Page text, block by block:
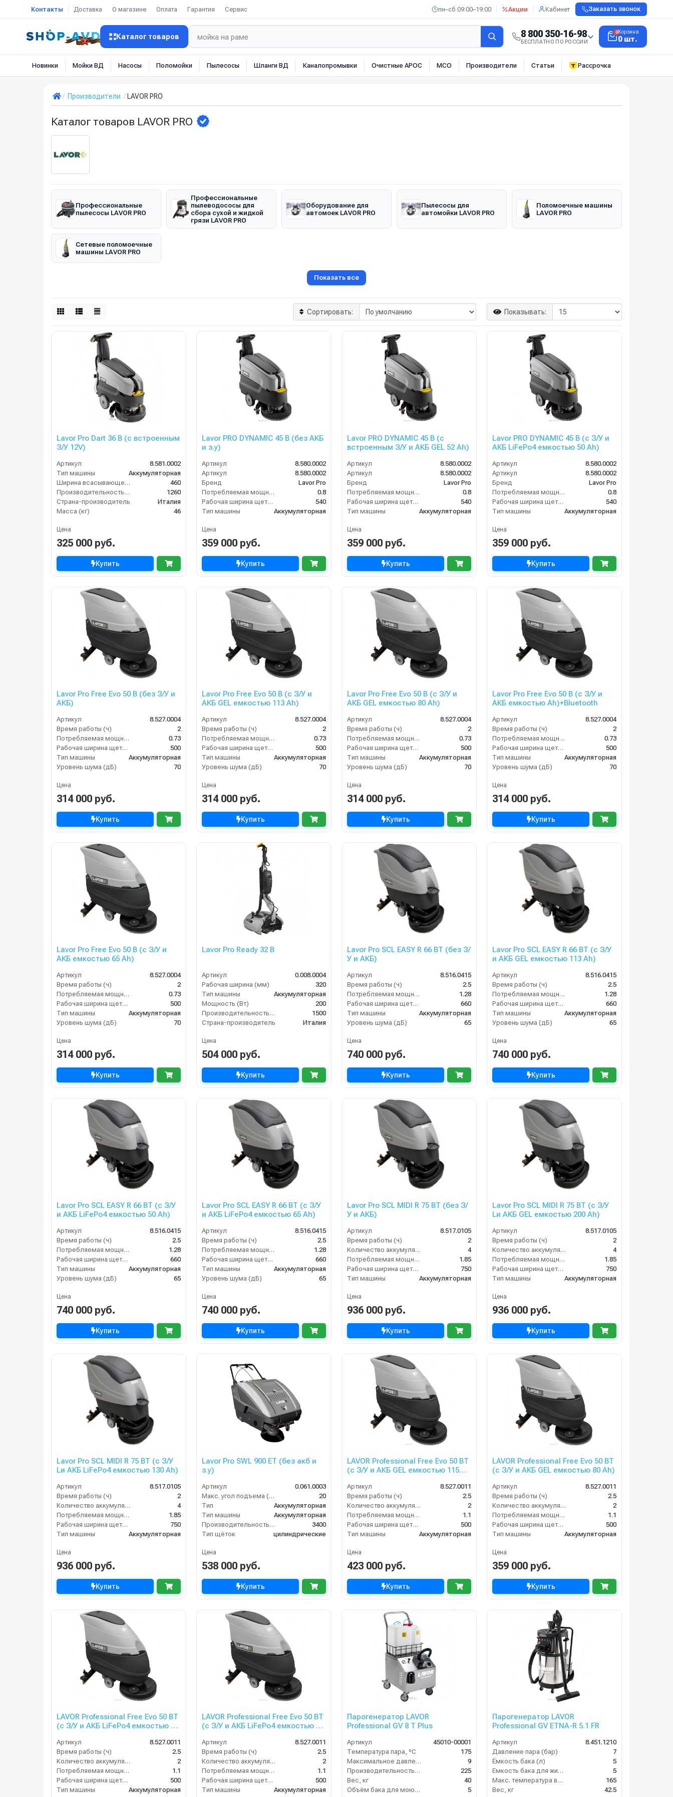
Контакты Доставка О магазине Оплата Гарантия Сервис пн–сб 09:00–19:00 Акции Кабинет Заказать звонок
Каталог товаров 8 800 350-16-98
БЕСПЛАТНО ПО РОССИИ
0Корзина
0 шт.
Новинки Мойки ВД Насосы Поломойки Пылесосы Шланги ВД Каналопромывки Очистные АРОС МСО Производители Статьи Рассрочка
Производители LAVOR PRO
Каталог товаров LAVOR PRO
Профессиональные
пылесосы LAVOR PRO
Профессиональные
пылеводососы для
сбора сухой и жидкой
грязи LAVOR PRO
Оборудование для
автомоек LAVOR PRO
Пылесосы для
автомойки LAVOR PRO
Поломоечные машины
LAVOR PRO
Сетевые поломоечные
машины LAVOR PRO
Показать все
Сортировать: Показывать:
Lavor Pro Dart 36 B (с встроенным
З/У 12V)
Артикул
8.581.0002
Тип машины
Аккумуляторная
Ширина всасывающей балки (мм)
460
Производительность по площади (м2/ч)
1260
Страна-производитель
Италия
Масса (кг)
46
Цена
325 000 руб.
Купить
Lavor PRO DYNAMIC 45 B (без АКБ
и з.у)
Артикул
8.580.0002
Артикул
8.580.0002
Бренд
Lavor Pro
Потребляемая мощность (кВт)
0.8
Рабочая ширина щеток (мм)
540
Тип машины
Аккумуляторная
Цена
359 000 руб.
Купить
Lavor PRO DYNAMIC 45 B (с
встроенным З/У и АКБ GEL 52 Ah)
Артикул
8.580.0002
Артикул
8.580.0002
Бренд
Lavor Pro
Потребляемая мощность (кВт)
0.8
Рабочая ширина щеток (мм)
540
Тип машины
Аккумуляторная
Цена
359 000 руб.
Купить
Lavor PRO DYNAMIC 45 B (с З/У и
АКБ LiFePo4 емкостью 50 Ah)
Артикул
8.580.0002
Артикул
8.580.0002
Бренд
Lavor Pro
Потребляемая мощность (кВт)
0.8
Рабочая ширина щеток (мм)
540
Тип машины
Аккумуляторная
Цена
359 000 руб.
Купить
Lavor Pro Free Evo 50 B (без З/У и
АКБ)
Артикул
8.527.0004
Время работы (ч)
2
Потребляемая мощность (кВт)
0.73
Рабочая ширина щеток (мм)
500
Тип машины
Аккумуляторная
Уровень шума (дБ)
70
Цена
314 000 руб.
Купить
Lavor Pro Free Evo 50 B (с З/У и
АКБ GEL емкостью 113 Ah)
Артикул
8.527.0004
Время работы (ч)
2
Потребляемая мощность (кВт)
0.73
Рабочая ширина щеток (мм)
500
Тип машины
Аккумуляторная
Уровень шума (дБ)
70
Цена
314 000 руб.
Купить
Lavor Pro Free Evo 50 B (с З/У и
АКБ GEL емкостью 80 Ah)
Артикул
8.527.0004
Время работы (ч)
2
Потребляемая мощность (кВт)
0.73
Рабочая ширина щеток (мм)
500
Тип машины
Аккумуляторная
Уровень шума (дБ)
70
Цена
314 000 руб.
Купить
Lavor Pro Free Evo 50 B (с З/У и
АКБ емкостью Ah)+Bluetooth
Артикул
8.527.0004
Время работы (ч)
2
Потребляемая мощность (кВт)
0.73
Рабочая ширина щеток (мм)
500
Тип машины
Аккумуляторная
Уровень шума (дБ)
70
Цена
314 000 руб.
Купить
Lavor Pro Free Evo 50 B (с З/У и
АКБ емкостью 65 Ah)
Артикул
8.527.0004
Время работы (ч)
2
Потребляемая мощность (кВт)
0.73
Рабочая ширина щеток (мм)
500
Тип машины
Аккумуляторная
Уровень шума (дБ)
70
Цена
314 000 руб.
Купить
Lavor Pro Ready 32 B
Артикул
0.008.0004
Рабочая ширина (мм)
320
Тип машины
Аккумуляторная
Мощность (Вт)
200
Производительность по площади (м2/ч)
1500
Страна-производитель
Италия
Цена
504 000 руб.
Купить
Lavor Pro SCL EASY R 66 BT (без З/
У и АКБ)
Артикул
8.516.0415
Время работы (ч)
2.5
Потребляемая мощность (кВт)
1.28
Рабочая ширина щеток (мм)
660
Тип машины
Аккумуляторная
Уровень шума (дБ)
65
Цена
740 000 руб.
Купить
Lavor Pro SCL EASY R 66 BT (с З/У
и АКБ GEL емкостью 113 Ah)
Артикул
8.516.0415
Время работы (ч)
2.5
Потребляемая мощность (кВт)
1.28
Рабочая ширина щеток (мм)
660
Тип машины
Аккумуляторная
Уровень шума (дБ)
65
Цена
740 000 руб.
Купить
Lavor Pro SCL EASY R 66 BT (с З/У
и АКБ LiFePo4 емкостью 50 Ah)
Артикул
8.516.0415
Время работы (ч)
2.5
Потребляемая мощность (кВт)
1.28
Рабочая ширина щеток (мм)
660
Тип машины
Аккумуляторная
Уровень шума (дБ)
65
Цена
740 000 руб.
Купить
Lavor Pro SCL EASY R 66 BT (с З/У
и АКБ LiFePo4 емкостью 65 Ah)
Артикул
8.516.0415
Время работы (ч)
2.5
Потребляемая мощность (кВт)
1.28
Рабочая ширина щеток (мм)
660
Тип машины
Аккумуляторная
Уровень шума (дБ)
65
Цена
740 000 руб.
Купить
Lavor Pro SCL MIDI R 75 BT (без З/
У и АКБ)
Артикул
8.517.0105
Время работы (ч)
2
Количество аккумуляторов (шт)
4
Потребляемая мощность (кВт)
1.85
Рабочая ширина щеток (мм)
750
Тип машины
Аккумуляторная
Цена
936 000 руб.
Купить
Lavor Pro SCL MIDI R 75 BT (с З/У
Lи АКБ GEL емкостью 200 Ah)
Артикул
8.517.0105
Время работы (ч)
2
Количество аккумуляторов (шт)
4
Потребляемая мощность (кВт)
1.85
Рабочая ширина щеток (мм)
750
Тип машины
Аккумуляторная
Цена
936 000 руб.
Купить
Lavor Pro SCL MIDI R 75 BT (с З/У
Lи АКБ LiFePo4 емкостью 130 Ah)
Артикул
8.517.0105
Время работы (ч)
2
Количество аккумуляторов (шт)
4
Потребляемая мощность (кВт)
1.85
Рабочая ширина щеток (мм)
750
Тип машины
Аккумуляторная
Цена
936 000 руб.
Купить
Lavor Pro SWL 900 ET (без акб и
з.у)
Артикул
0.061.0003
Макс. угол подъема (%)
20
Тип
Аккумуляторная
Тип машины
Аккумуляторная
Производительность по площади (м2/ч)
3400
Тип щёток
цилиндрические
Цена
538 000 руб.
Купить
LAVOR Professional Free Evo 50 BT
(с З/У и АКБ GEL емкостью 115
Артикул
8.527.0011
Время работы (ч)
2.5
Количество аккумуляторов (шт)
2
Потребляемая мощность (кВт)
1.1
Рабочая ширина щеток (мм)
500
Тип машины
Аккумуляторная
Цена
423 000 руб.
Купить
LAVOR Professional Free Evo 50 BT
(с З/У и АКБ GEL емкостью 80 Ah)
Артикул
8.527.0011
Время работы (ч)
2.5
Количество аккумуляторов (шт)
2
Потребляемая мощность (кВт)
1.1
Рабочая ширина щеток (мм)
500
Тип машины
Аккумуляторная
Цена
359 000 руб.
Купить
LAVOR Professional Free Evo 50 BT
(с З/У и АКБ LiFePo4 емкостью Ah
Артикул
8.527.0011
Время работы (ч)
2.5
Количество аккумуляторов (шт)
2
Потребляемая мощность (кВт)
1.1
Рабочая ширина щеток (мм)
500
Тип машины
Аккумуляторная
LAVOR Professional Free Evo 50 BT
(с З/У и АКБ LiFePo4 емкостью 65
Артикул
8.527.0011
Время работы (ч)
2.5
Количество аккумуляторов (шт)
2
Потребляемая мощность (кВт)
1.1
Рабочая ширина щеток (мм)
500
Тип машины
Аккумуляторная
Парогенератор LAVOR
Professional GV 8 T Plus
Артикул
45010-00001
Температура пара, ºС
175
Максимальное давление (бар)
9
Производительность пара (гр/мин)
225
Вес, кг
40
Объём бака для моющего средства (л)
5
Парогенератор LAVOR
Professional GV ETNA-R 5.1 FR
Артикул
8.451.1210
Давление пара (бар)
7
Ёмкость бака (л)
5
Емкость бака для жидкости (л)
5
Макс. температура воды (°C)
165
Вес, кг
42.5